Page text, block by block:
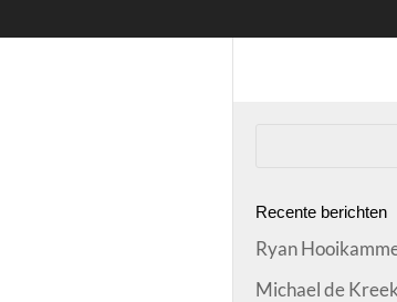
Recente berichten
Ryan
Michael de